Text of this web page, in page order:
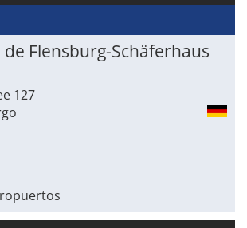
Flensburg-Schäferhaus
127